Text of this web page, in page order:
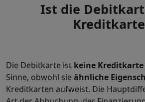
Ist die
Die Debitkarte ist keine Kreditkarte
Sinne, obwohl sie ähnliche
Kreditkarten aufweist. Die